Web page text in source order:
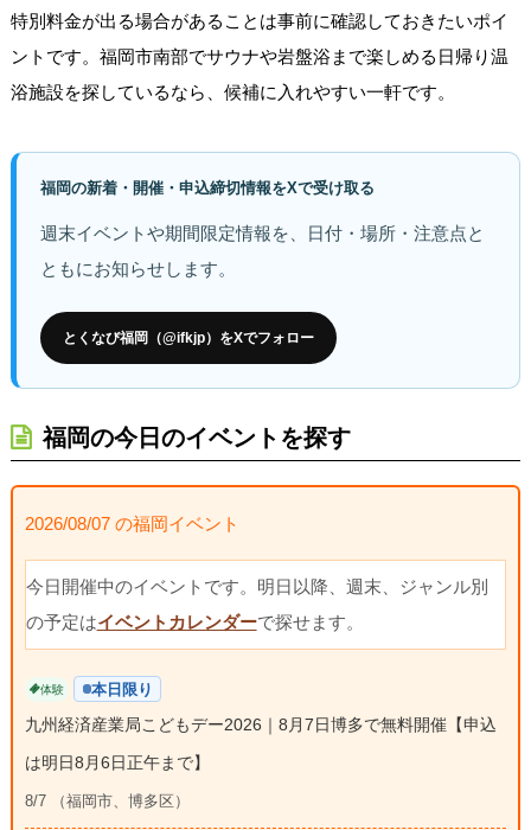
特別料金が出る場合があることは事前に確認しておきたいポイ
ントです。福岡市南部でサウナや岩盤浴まで楽しめる日帰り温
浴施設を探しているなら、候補に入れやすい一軒です。
福岡の新着・開催・申込締切情報をXで受け取る
週末イベントや期間限定情報を、日付・場所・注意点と
ともにお知らせします。
とくなび福岡（@ifkjp）をXでフォロー
福岡の今日のイベントを探す
2026/08/07 の福岡イベント
今日開催中のイベントです。明日以降、週末、ジャンル別
の予定はイベントカレンダーで探せます。
体験 本日限り
九州経済産業局こどもデー2026｜8月7日博多で無料開催【申込
は明日8月6日正午まで】
8/7 （福岡市、博多区）